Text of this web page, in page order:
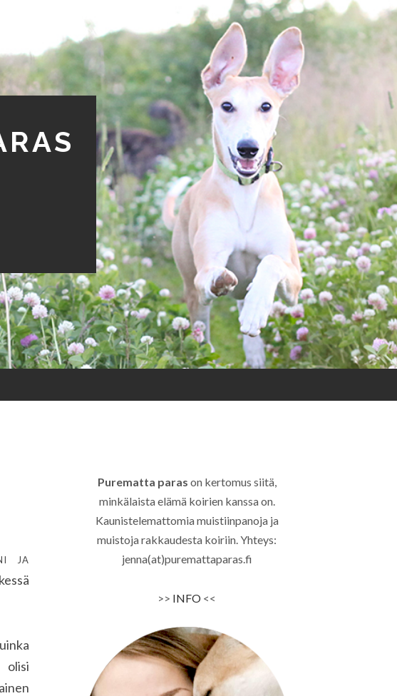
ja
olisi
Purematta paras on kertomus siitä,
minkälaista elämä koirien kanssa on.
Kaunistelemattomia muistiinpanoja ja
muistoja rakkaudesta koiriin. Yhteys:
jenna(at)puremattaparas.fi
>> INFO <<